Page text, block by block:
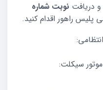
و دریافت نوبت شماره
پلیس راهور اقدام کنید.
سیکلت: